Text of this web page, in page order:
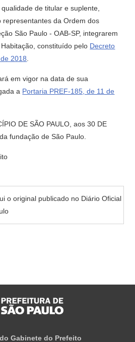
de titular e suplente,
representantes da Ordem dos
São Paulo - OAB-SP, integrarem
constituído pelo Decreto
2018
em vigor na data de sua
a Portaria PREF-185, de 11 de
DE SÃO PAULO, aos 30 DE
fundação de São Paulo.
o original publicado no Diário Oficial
Gabinete do Prefeito